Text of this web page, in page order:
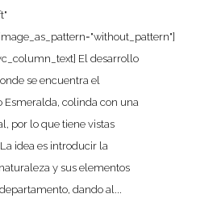
El desarrollo
se encuentra el
Esmeralda, colinda con una
por lo que tiene vistas
idea es introducir la
y sus elementos
dando al...